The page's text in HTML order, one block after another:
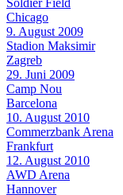
Chicago
9. August 2009
Stadion Maksimir
Zagreb
29. Juni 2009
Camp Nou
Barcelona
10. August 2010
Commerzbank Arena
Frankfurt
12. August 2010
AWD Arena
Hannover